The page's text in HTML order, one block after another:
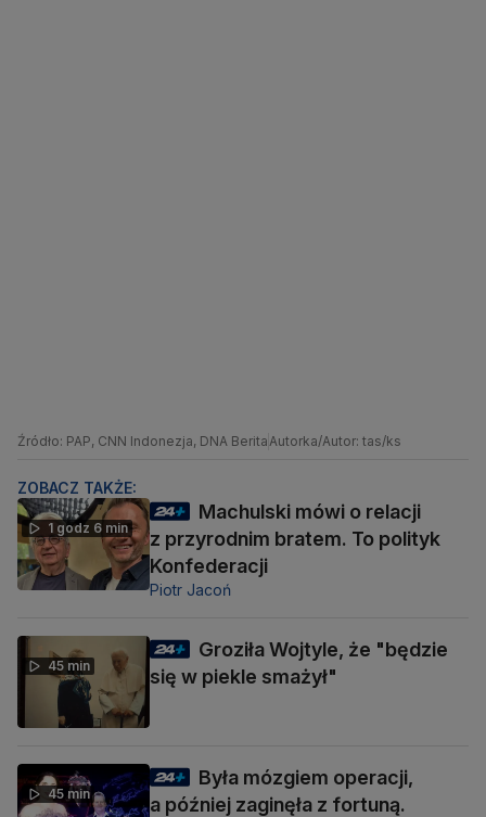
Źródło: PAP, CNN Indonezja, DNA BeritaAutorka/Autor: tas/ks
ZOBACZ TAKŻE:
1 godz 6 min
Machulski mówi o relacji
z przyrodnim bratem. To polityk
Konfederacji
Piotr Jacoń
45 min
Groziła Wojtyle, że "będzie
się w piekle smażył"
45 min
Była mózgiem operacji,
a później zaginęła z fortuną.